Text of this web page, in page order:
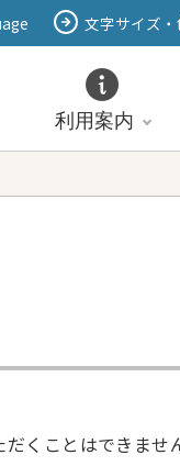
文字サイズ
利用案内
くことはできませ